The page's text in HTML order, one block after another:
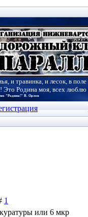
и травинка, и лесок, в
Это Родина моя, всех люблю
"Родина!" В. Орлов
1
или 6 мкр